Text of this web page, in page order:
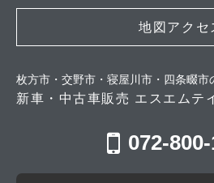
地図アクセ
枚方市・交野市・寝屋川市・四条畷市
新車・中古車販売 エスエムテ
072-